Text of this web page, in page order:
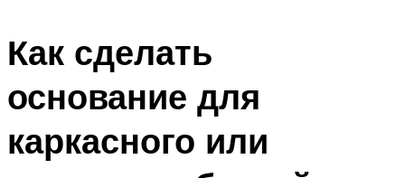
ОЧИСТКА БАССЕЙНОВ
Как сделать
основание для
каркасного или